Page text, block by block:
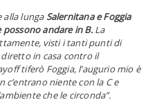
alla lungaSalernitana e Foggia
possono andare in B.La
visti i tanti punti di
in casa contro il
tiferò Foggia, l’augurio mio è
c’entrano niente con la C e
che le circonda”.